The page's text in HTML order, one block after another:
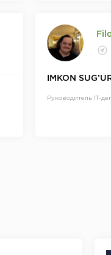
IMKON
Руководитель IT-